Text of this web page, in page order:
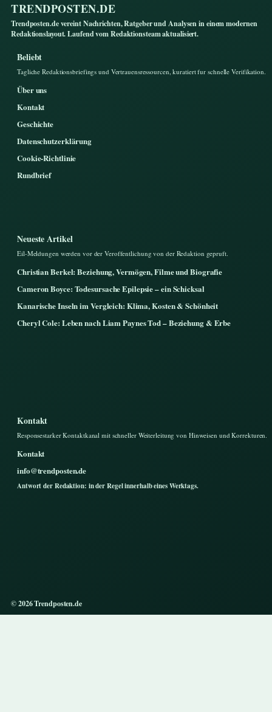
TRENDPOSTEN.DE
Trendposten.de vereint Nachrichten, Ratgeber und Analysen in einem modernen
Redaktionslayout. Laufend vom Redaktionsteam aktualisiert.
Beliebt
Tagliche Redaktionsbriefings und Vertrauensressourcen, kuratiert fur schnelle Verifikation.
Über uns
Kontakt
Geschichte
Datenschutzerklärung
Cookie-Richtlinie
Rundbrief
Neueste Artikel
Eil-Meldungen werden vor der Veroffentlichung von der Redaktion gepruft.
Christian Berkel: Beziehung, Vermögen, Filme und Biografie
Cameron Boyce: Todesursache Epilepsie – ein Schicksal
Kanarische Inseln im Vergleich: Klima, Kosten & Schönheit
Cheryl Cole: Leben nach Liam Paynes Tod – Beziehung & Erbe
Kontakt
Responsestarker Kontaktkanal mit schneller Weiterleitung von Hinweisen und Korrekturen.
Kontakt
info@trendposten.de
Antwort der Redaktion: in der Regel innerhalb eines Werktags.
© 2026 Trendposten.de